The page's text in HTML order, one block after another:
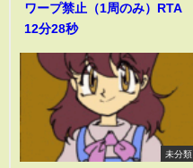
ワープ禁止（1周のみ）RTA
12分28秒
未分類